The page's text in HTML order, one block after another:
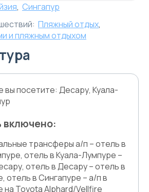
, Сингапур
Пляжный отдых,
и пляжным отдыхом
вы посетите: Десару, Куала-
включено:
трансферы а/п – отель в
отель в Куала-Лумпуре –
отель в Десару – отель в
отель в Сингапуре – а/п в
на Toyota Alphard/Vellfire